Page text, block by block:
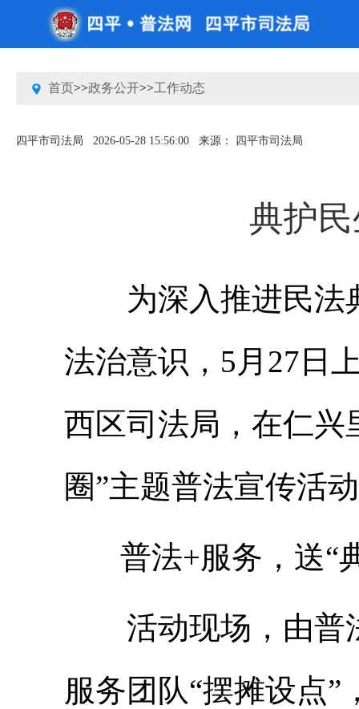
首页>>政务公开>>工作动态
四平市司法局 2026-05-28 15:56:00 来源： 四平市司法局
典护
为深入推进民法
法治意识，5月27日
西区司法局，在仁兴
圈”主题普法宣传活
普法+服务，送“
活动现场，由普
服务团队“摆摊设点